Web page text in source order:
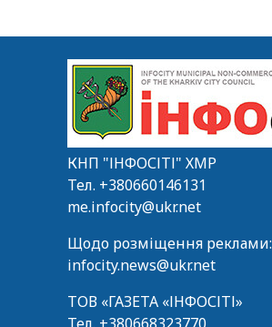
КНП "ІНФОСІТІ" ХМР
Тел. +380660146131
me.infocity@ukr.net
Щодо розміщення реклами:
infocity.news@ukr.net
ТОВ «ГАЗЕТА «ІНФОСІТІ»